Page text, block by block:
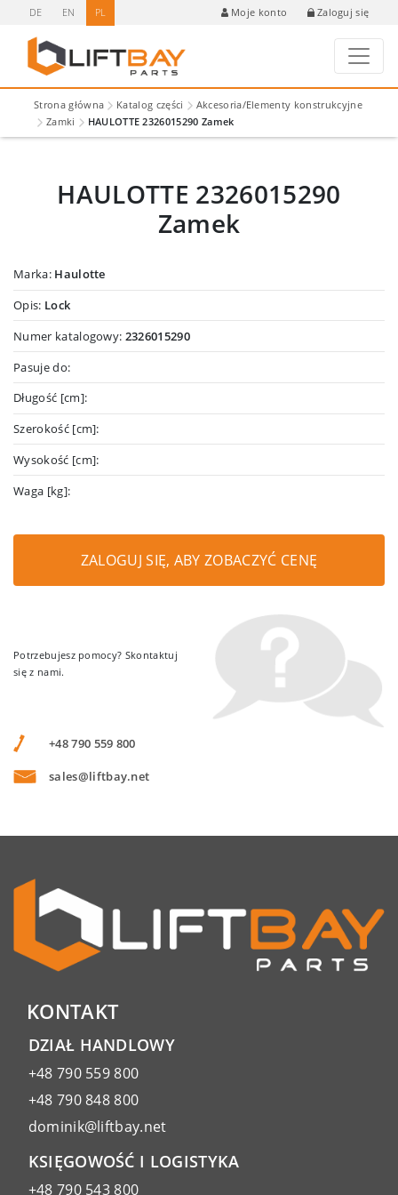
DE EN PL Moje konto Zaloguj się
Strona główna Katalog części
Akcesoria/Elementy konstrukcyjne
Zamki
HAULOTTE 2326015290 Zamek
HAULOTTE 2326015290
Zamek
Marka: Haulotte
Opis: Lock
Numer katalogowy: 2326015290
Pasuje do:
Długość [cm]:
Szerokość [cm]:
Wysokość [cm]:
Waga [kg]:
ZALOGUJ SIĘ, ABY ZOBACZYĆ CENĘ
Potrzebujesz pomocy? Skontaktuj
się z nami.
+48 790 559 800
sales@liftbay.net
KONTAKT
DZIAŁ HANDLOWY
+48 790 559 800
+48 790 848 800
dominik@liftbay.net
KSIĘGOWOŚĆ I LOGISTYKA
+48 790 543 800